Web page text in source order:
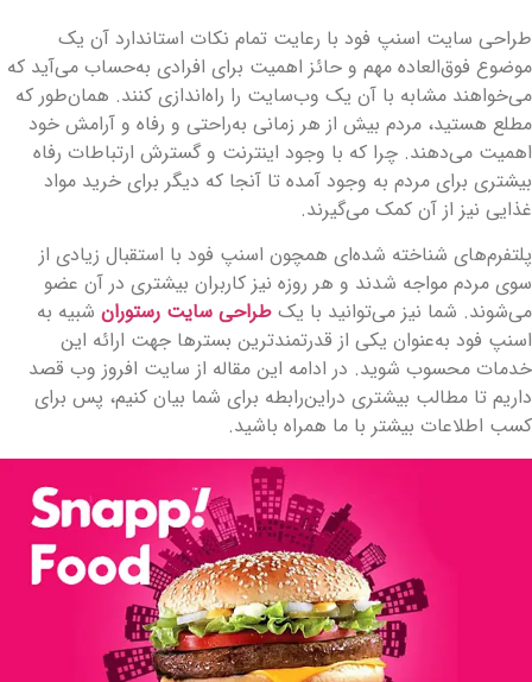
طراحی سایت اسنپ فود با رعایت تمام نکات استاندارد آن یک
موضوع فوق‌العاده مهم و حائز اهمیت برای افرادی به‌حساب می‌آید که
می‌خواهند مشابه با آن یک وب‌سایت را راه‌اندازی کنند. همان‌طور که
مطلع هستید، مردم بیش از هر زمانی به‌راحتی و رفاه و آرامش خود
اهمیت می‌دهند. چرا که با وجود اینترنت و گسترش ارتباطات رفاه
بیشتری برای مردم به وجود آمده تا آنجا که دیگر برای خرید مواد
غذایی نیز از آن کمک می‌گیرند.
پلتفرم‌های شناخته شده‌ای همچون اسنپ فود با استقبال زیادی از
سوی مردم مواجه شدند و هر روزه نیز کاربران بیشتری در آن عضو
می‌شوند. شما نیز می‌توانید با یک طراحی سایت رستورانشبیه به
اسنپ فود به‌عنوان یکی از قدرتمندترین بسترها جهت ارائه این
خدمات محسوب شوید. در ادامه این مقاله از سایت افروز وب قصد
داریم تا مطالب بیشتری دراین‌رابطه برای شما بیان کنیم، پس برای
کسب اطلاعات بیشتر با ما همراه باشید.